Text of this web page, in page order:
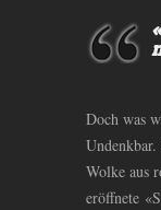
Doch was
Wolke aus
eröffnete